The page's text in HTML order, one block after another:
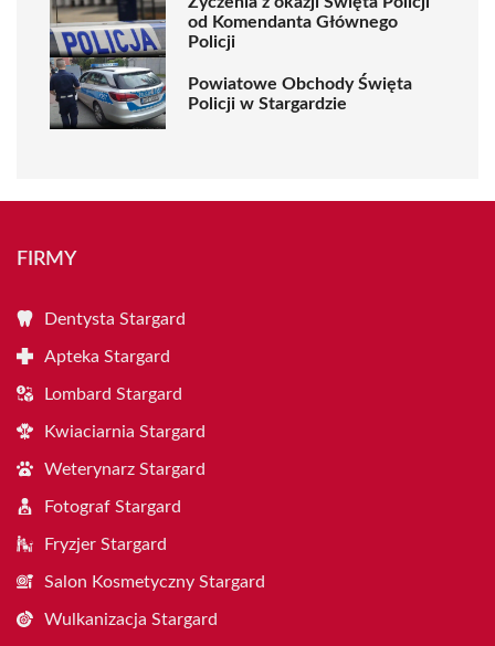
od Komendanta Głównego
Policji
Powiatowe Obchody Święta
Policji w Stargardzie
FIRMY
Dentysta Stargard
Apteka Stargard
Lombard Stargard
Kwiaciarnia Stargard
Weterynarz Stargard
Fotograf Stargard
Fryzjer Stargard
Salon Kosmetyczny Stargard
Wulkanizacja Stargard